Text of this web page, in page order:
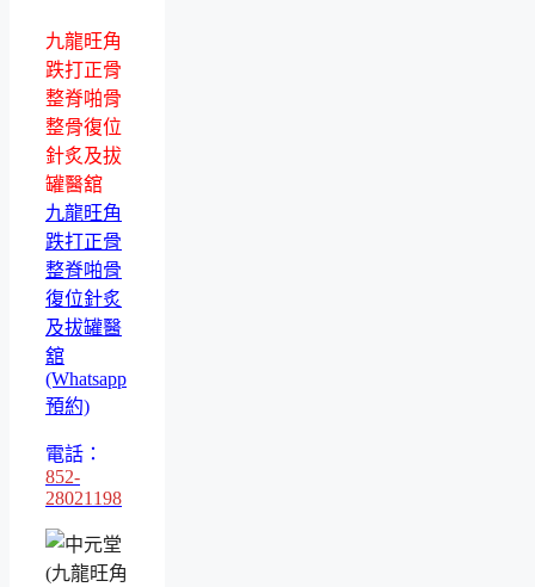
九龍旺角
跌打正骨
整脊啪骨
整骨復位
針炙及拔
罐醫舘
九龍旺角
跌打正骨
整脊啪骨
復位針炙
及拔罐醫
舘
(Whatsapp
預約)
電話：
852-
28021198